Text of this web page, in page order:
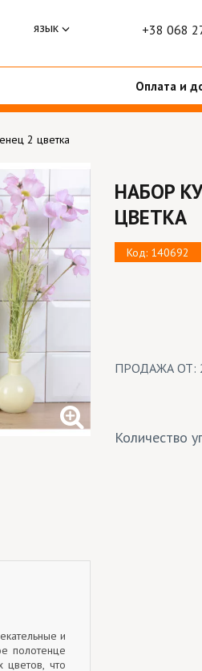
язык +38 068
Оплата и
2 цветка
и
полотенце
что
НАБОР
ЦВЕТКА
Код: 140692
ПРОДАЖА ОТ:
Количество